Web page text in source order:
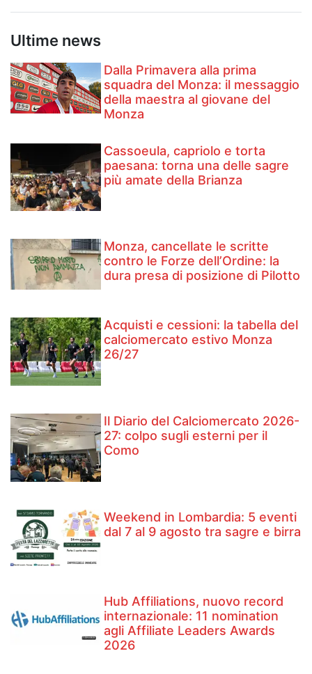
Ultime news
Dalla Primavera alla prima
squadra del Monza: il messaggio
della maestra al giovane del
Monza
Cassoeula, capriolo e torta
paesana: torna una delle sagre
più amate della Brianza
Monza, cancellate le scritte
contro le Forze dell’Ordine: la
dura presa di posizione di Pilotto
Acquisti e cessioni: la tabella del
calciomercato estivo Monza
26/27
Il Diario del Calciomercato 2026-
27: colpo sugli esterni per il
Como
Weekend in Lombardia: 5 eventi
dal 7 al 9 agosto tra sagre e birra
Hub Affiliations, nuovo record
internazionale: 11 nomination
agli Affiliate Leaders Awards
2026